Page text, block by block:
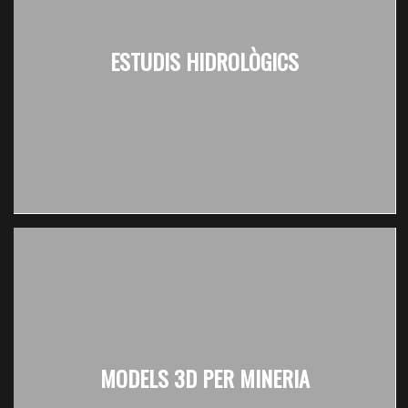
ESTUDIS HIDROLÒGICS
MODELS 3D PER MINERIA